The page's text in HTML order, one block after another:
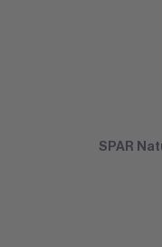
SPAR